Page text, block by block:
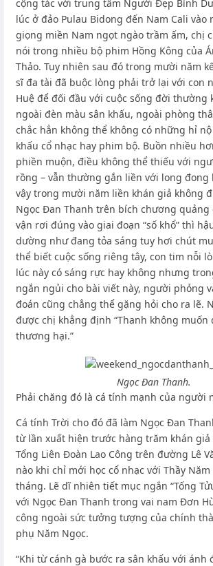
cộng tác với trung tâm Người Đẹp Bình
lúc ở đảo Pulau Bidong đến Nam Cali vào
giọng miền Nam ngọt ngào trầm ấm, chị
nói trong nhiều bộ phim Hồng Kông của
Thảo. Tuy nhiên sau đó trong mười năm
sĩ đa tài đã buộc lòng phải trở lại với con
Huệ để đối đầu với cuộc sống đời thường
ngoài đèn màu sân khấu, ngoài phòng
chắc hẳn không thể không có những hỉ
khấu cổ nhạc hay phim bộ. Buồn nhiều
phiền muộn, điều không thể thiếu với
rồng – vẫn thường gắn liền với long đong
vậy trong mười năm liền khán giả không
Ngọc Đan Thanh trên bích chương quảng
vận rơi đúng vào giai đoạn “số khổ” thì
dường như đang tỏa sáng tuy hơi chút
thể biết cuộc sống riêng tây, con tim nỗi
lúc này có sáng rực hay không nhưng
ngắn ngủi cho bài viết này, người phỏng
đoán cũng chẳng thể gặng hỏi cho ra lẽ.
được chị khẳng định “Thanh không muốn
thương hại.”
Ngọc Đan Thanh.
Phải chăng đó là cá tính mạnh của người
Cá tính Trời cho đó đã làm Ngọc Đan
từ lần xuất hiện trước hàng trăm khán
Tổng Liên Đoàn Lao Công trên đường Lê
nào khi chỉ mới học cổ nhạc với Thầy
tháng. Lẽ dĩ nhiên tiết mục ngắn “Tống
với Ngọc Đan Thanh trong vai nam Đơn
công ngoài sức tưởng tượng của chính
phụ Năm Ngọc.
“Khi từ cánh gà bước ra sân khấu với ánh